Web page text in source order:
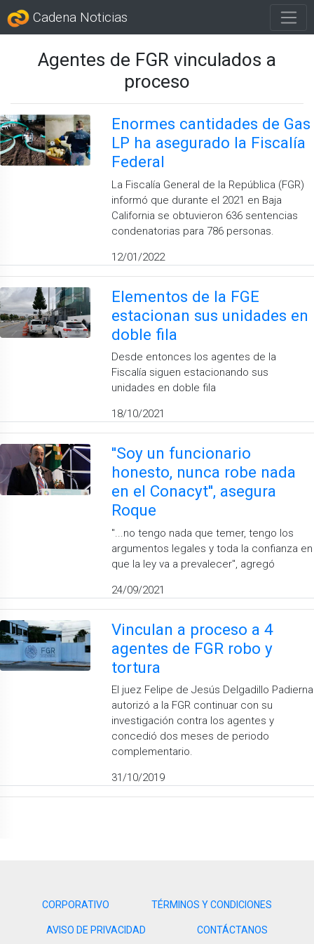
Cadena Noticias
Agentes de FGR vinculados a
proceso
Enormes cantidades de Gas
LP ha asegurado la Fiscalía
Federal
La Fiscalía General de la República (FGR)
informó que durante el 2021 en Baja
California se obtuvieron 636 sentencias
condenatorias para 786 personas.
12/01/2022
Elementos de la FGE
estacionan sus unidades en
doble fila
Desde entonces los agentes de la
Fiscalía siguen estacionando sus
unidades en doble fila
18/10/2021
''Soy un funcionario
honesto, nunca robe nada
en el Conacyt'', asegura
Roque
''...no tengo nada que temer, tengo los
argumentos legales y toda la confianza en
que la ley va a prevalecer'', agregó
24/09/2021
Vinculan a proceso a 4
agentes de FGR robo y
tortura
El juez Felipe de Jesús Delgadillo Padierna
autorizó a la FGR continuar con su
investigación contra los agentes y
concedió dos meses de periodo
complementario.
31/10/2019
CORPORATIVO TÉRMINOS Y CONDICIONES
AVISO DE PRIVACIDAD CONTÁCTANOS